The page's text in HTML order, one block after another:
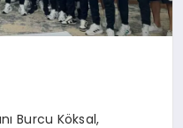
Burcu Köksal,